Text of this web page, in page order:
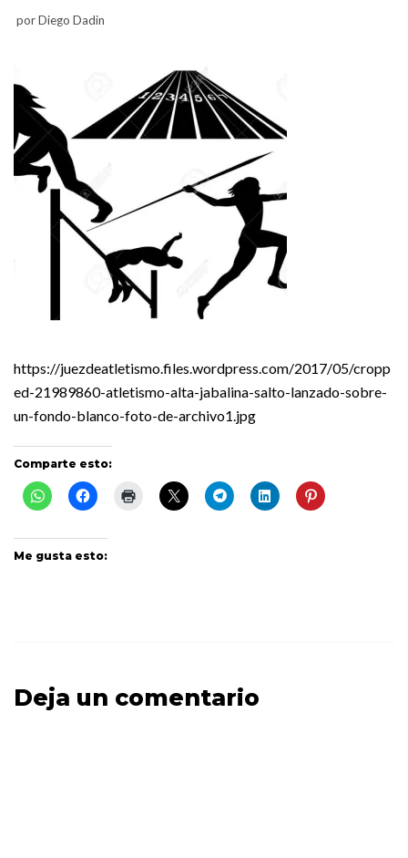
porDiego Dadin
https://juezdeatletismo.files.wordpress.com/2017/05/cropp
ed-21989860-atletismo-alta-jabalina-salto-lanzado-sobre-
un-fondo-blanco-foto-de-archivo1.jpg
Comparte esto:
Me gusta esto:
Deja un comentario